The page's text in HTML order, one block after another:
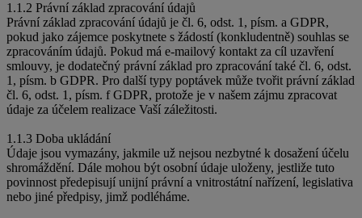
1.1.2 Právní základ zpracování údajů
Právní základ zpracování údajů je čl. 6, odst. 1, písm. a GDPR,
pokud jako zájemce poskytnete s žádostí (konkludentně) souhlas se
zpracováním údajů. Pokud má e-mailový kontakt za cíl uzavření
smlouvy, je dodatečný právní základ pro zpracování také čl. 6, odst.
1, písm. b GDPR. Pro další typy poptávek může tvořit právní základ
čl. 6, odst. 1, písm. f GDPR, protože je v našem zájmu zpracovat
údaje za účelem realizace Vaší záležitosti.
1.1.3 Doba ukládání
Údaje jsou vymazány, jakmile už nejsou nezbytné k dosažení účelu
shromáždění. Dále mohou být osobní údaje uloženy, jestliže tuto
povinnost předepisují unijní právní a vnitrostátní nařízení, legislativa
nebo jiné předpisy, jimž podléháme.